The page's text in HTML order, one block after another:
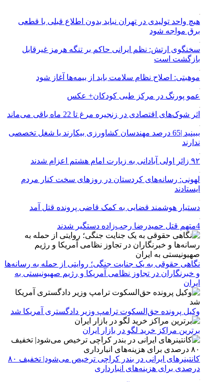
هیچ واحد تولیدی در تهران نباید بدون اطلاع قبلی با قطعی
برق مواجه شود
سخنگوی ارتش: نظم ایرانی حاکم بر تنگه هرمز غیرقابل
بازگشت است
موهبتی: اصلاح نظام سلامت باید از بیمه‌ها آغاز شود
عمو پورنگ در مرکز طبی کودکان+ عکس
اثر شوک‌های اقتصادی در زنجیره مرغ تا 22 ماه باقی می‌ماند
ببینید |65 درصد مهندسان کشاورزی بیکارند یا شغل تخصصی
ندارند
۹۲ زائر اولی آبادانی به زیارت امام هشتم اعزام شدند
لهونی: رسانه‌های کردستان در روزهای سخت کنار مردم
ایستادند
دستیار هوشمند قضایی به کمک قاضی پرونده قتل آمد
4متهم قتل حمیدرضا رجب‌زاده دستگیر شدند
نگاهی حقوقی به یک جنایت جنگی؛ روایتی از حمله به رسانه‌ها
و خبرنگاران در تجاوز نظامی آمریکا و رژیم صهیونیستی به
ایران
وکیل پرونده حق‌السکوت ترامپ وزیر دادگستری آمریکا شد
برترین مراکز خرید لگو در بازار ایران
کانتینرهای ایرانی در بندر کراچی ترخیص می‌شود| تخفیف ۸۰
درصدی برای هزینه‌های انبارداری